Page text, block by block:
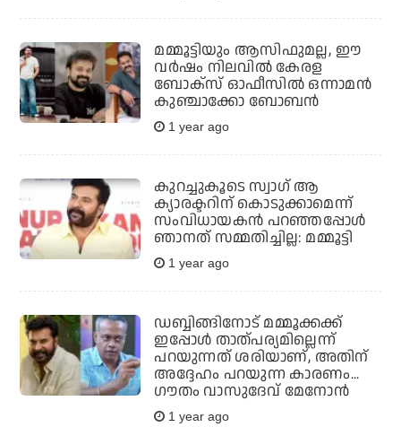
മമ്മൂട്ടിയും ആസിഫുമല്ല, ഈ
വര്‍ഷം നിലവില്‍ കേരള
ബോക്‌സ് ഓഫീസില്‍ ഒന്നാമന്‍
കുഞ്ചാക്കോ ബോബന്‍
1 year ago
കുറച്ചുകൂടെ സ്വാഗ് ആ
ക്യാരക്ടറിന് കൊടുക്കാമെന്ന്
സംവിധായകന്‍ പറഞ്ഞപ്പോള്‍
ഞാനത് സമ്മതിച്ചില്ല: മമ്മൂട്ടി
1 year ago
ഡബ്ബിങ്ങിനോട് മമ്മൂക്കക്ക്
ഇപ്പോള്‍ താത്പര്യമില്ലെന്ന്
പറയുന്നത് ശരിയാണ്, അതിന്
അദ്ദേഹം പറയുന്ന കാരണം...
ഗൗതം വാസുദേവ് മേനോന്‍
1 year ago